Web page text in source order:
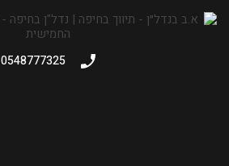
0548777325